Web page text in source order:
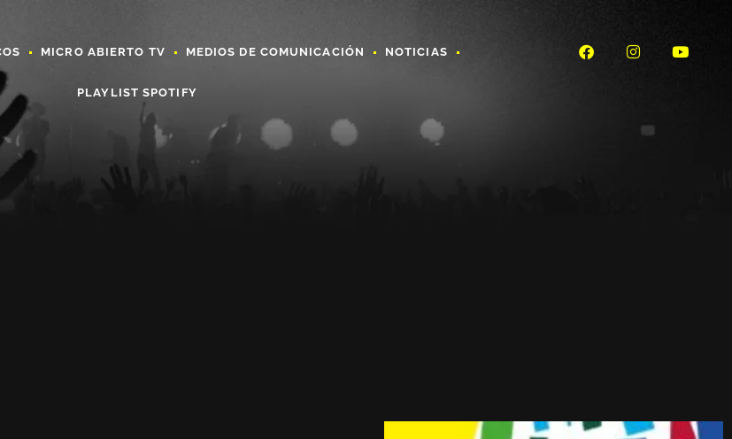
MICRO ABIERTO TV MEDIOS DE COMUNICACIÓN NOTICIAS
PLAYLIST SPOTIFY